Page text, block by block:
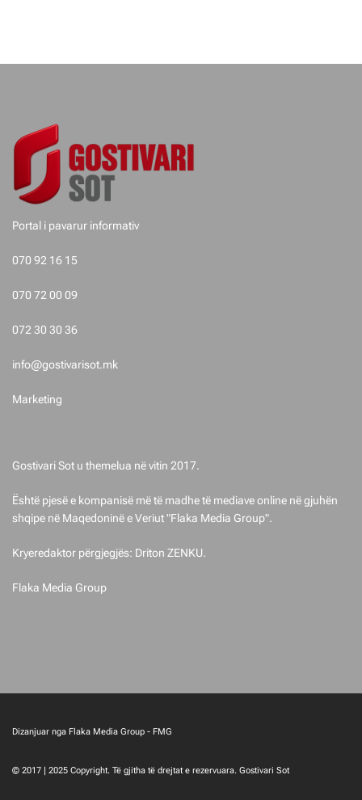
e
p
o
s
t
i
m
e
Portal i pavarur informativ
070 92 16 15
070 72 00 09
072 30 30 36
info@gostivarisot.mk
Marketing
Gostivari Sot u themelua në vitin 2017.
Është pjesë e kompanisë më të madhe të mediave online në gjuhën
shqipe në Maqedoninë e Veriut "Flaka Media Group".
Kryeredaktor përgjegjës: Driton ZENKU.
Flaka Media Group
Dizanjuar nga Flaka Media Group - FMG
© 2017 | 2025 Copyright. Të gjitha të drejtat e rezervuara. Gostivari Sot